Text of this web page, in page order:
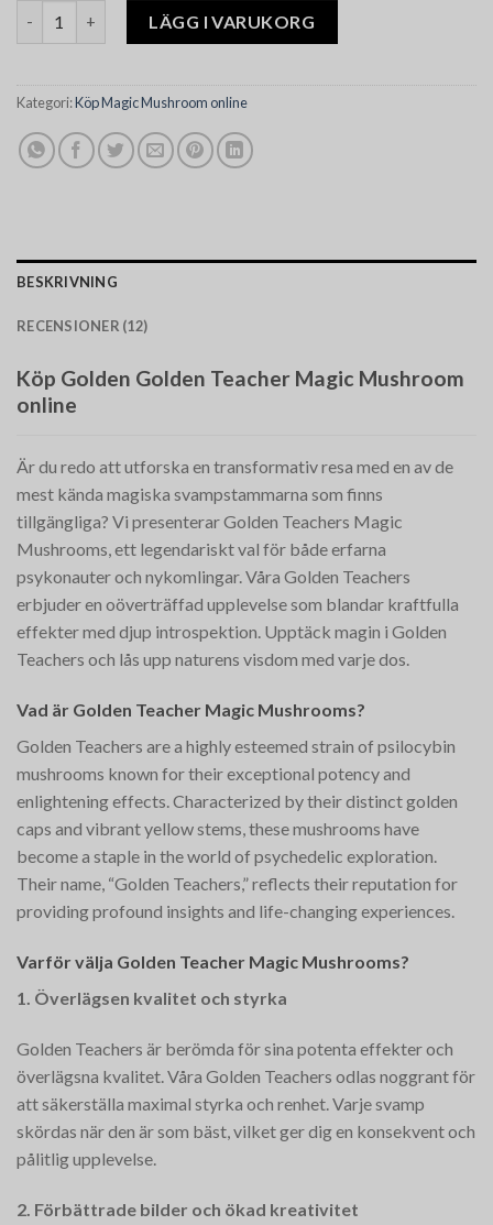
Golden Teacher Magic Mushroom mängd
LÄGG I VARUKORG
Kategori:Köp Magic Mushroom online
BESKRIVNING
RECENSIONER (12)
Köp Golden Golden Teacher Magic Mushroom
online
Är du redo att utforska en transformativ resa med en av de
mest kända magiska svampstammarna som finns
tillgängliga? Vi presenterar Golden Teachers Magic
Mushrooms, ett legendariskt val för både erfarna
psykonauter och nykomlingar. Våra Golden Teachers
erbjuder en oöverträffad upplevelse som blandar kraftfulla
effekter med djup introspektion. Upptäck magin i Golden
Teachers och lås upp naturens visdom med varje dos.
Vad är Golden Teacher Magic Mushrooms?
Golden Teachers are a highly esteemed strain of psilocybin
mushrooms known for their exceptional potency and
enlightening effects. Characterized by their distinct golden
caps and vibrant yellow stems, these mushrooms have
become a staple in the world of psychedelic exploration.
Their name, “Golden Teachers,” reflects their reputation for
providing profound insights and life-changing experiences.
Varför välja Golden Teacher Magic Mushrooms?
1. Överlägsen kvalitet och styrka
Golden Teachers är berömda för sina potenta effekter och
överlägsna kvalitet. Våra Golden Teachers odlas noggrant för
att säkerställa maximal styrka och renhet. Varje svamp
skördas när den är som bäst, vilket ger dig en konsekvent och
pålitlig upplevelse.
2. Förbättrade bilder och ökad kreativitet